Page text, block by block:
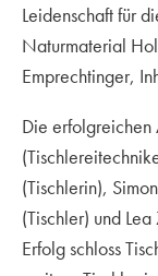
Leidenschaft für
Naturmaterial
Emprechtinger,
Die erfolgreichen
(Tischlerin),
(Tischler) und
Erfolg schloss